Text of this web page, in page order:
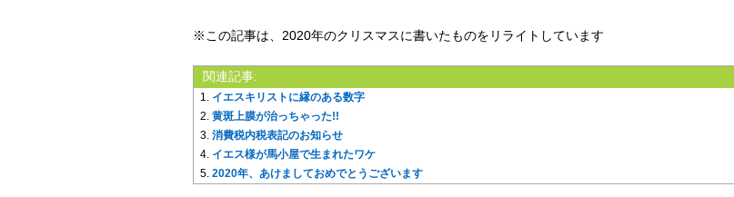
※この記事は、2020年のクリスマスに書いたものをリライトしています
関連記事:
イエスキリストに縁のある数字
黄斑上膜が治っちゃった!!
消費税内税表記のお知らせ
イエス様が馬小屋で生まれたワケ
2020年、あけましておめでとうございます